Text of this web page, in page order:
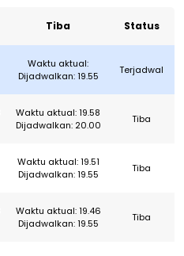
Tiba Status
Waktu aktual:
Dijadwalkan: 19.55
Terjadwal
Waktu aktual: 19.58
Dijadwalkan: 20.00
Tiba
Waktu aktual: 19.51
Dijadwalkan: 19.55
Tiba
Waktu aktual: 19.46
Dijadwalkan: 19.55
Tiba